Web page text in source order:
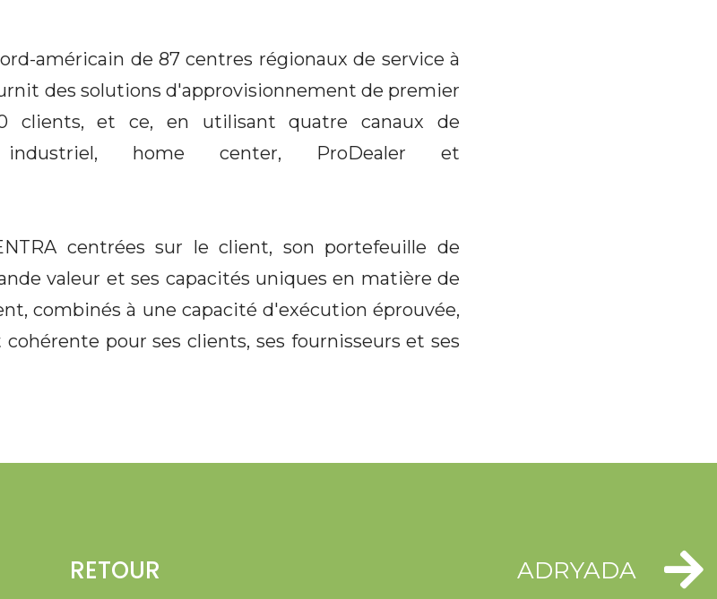
américain de 87 centres régionaux de service à
des solutions d'approvisionnement de premier
clients, et ce, en utilisant quatre canaux de
industriel, home center, ProDealer et
centrées sur le client, son portefeuille de
valeur et ses capacités uniques en matière de
combinés à une capacité d'exécution éprouvée,
pour ses clients, ses fournisseurs et ses
RETOUR ADRYADA